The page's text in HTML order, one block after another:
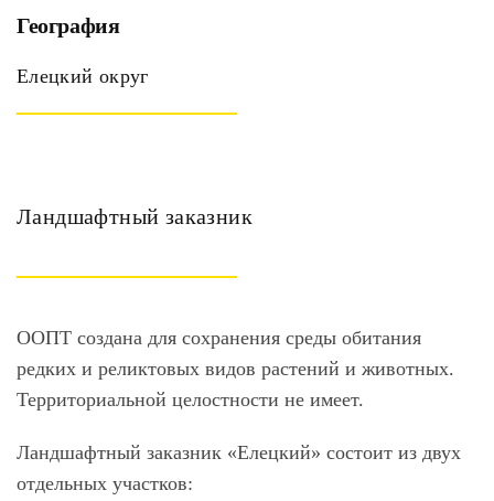
Ландшафтный заказник
ООПТ создана для сохранения среды обитания
редких и реликтовых видов растений и животных.
Территориальной целостности не имеет.
Ландшафтный заказник «Елецкий» состоит из двух
отдельных участков:
География
Елецкий округ